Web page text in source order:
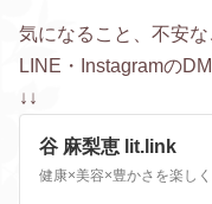
気になること、不安な
LINE・Instagramの
↓↓
谷 麻梨恵 lit.link